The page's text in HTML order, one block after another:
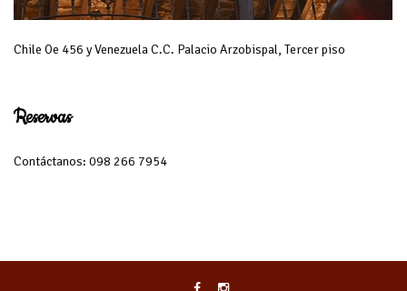
Chile Oe 456 y Venezuela C.C. Palacio Arzobispal, Tercer piso
Reservas
Contáctanos: 098 266 7954